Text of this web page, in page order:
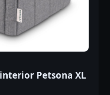
Petsona XL